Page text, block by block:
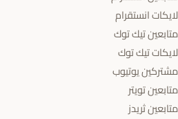
لايكات انستقرام
متابعين تيك توك
لايكات تيك توك
مشتركين يوتيوب
متابعين تويتر
متابعين ثريدز